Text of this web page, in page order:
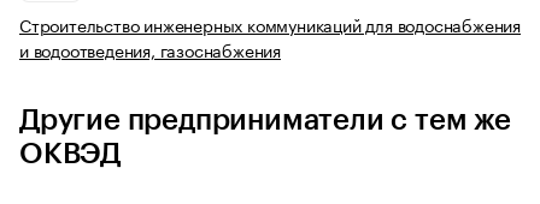
Строительство инженерных коммуникаций для водоснабжения
и водоотведения, газоснабжения
Другие предприниматели с тем же
ОКВЭД